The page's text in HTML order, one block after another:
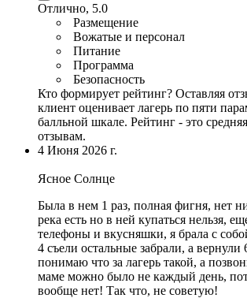
Отлично, 5.0
Размещение
Вожатые и персонал
Питание
Программа
Безопасность
Кто формирует рейтинг? Оставляя
клиент оценивает лагерь по пяти
балльной шкале. Рейтинг - это
отзывам.
4 Июня 2026 г.
Ясное Солнце
Была в нем 1 раз, полная фигня, нет
река есть но в ней купаться нельзя,
телефоны и вкусняшки, я брала с
4 съели остальные забрали, а
понимаю что за лагерь такой, а
маме можно было не каждый день,
вообще нет! Так что, не советую!